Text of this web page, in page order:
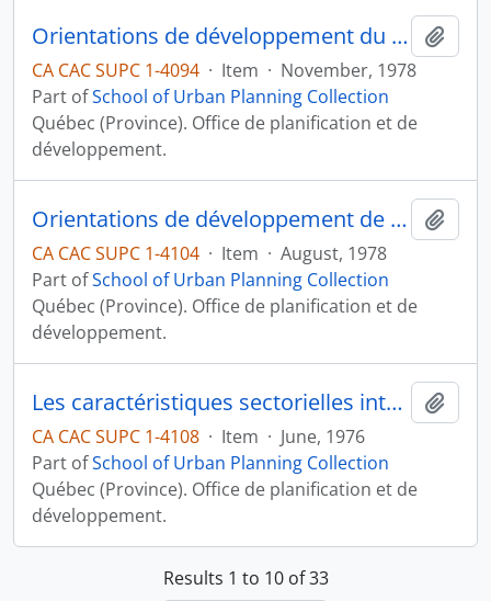
Orientations de développement du Saguenay -- Lac-Saint-Jean: Document de consultation
CA CAC SUPC 1-4094 · Item · November, 1978
Part ofSchool of Urban Planning Collection
Québec (Province). Office de planification et de
développement.
Orientations de développement de l'Abitibi -- Témiscamingue: Document de consultation
CA CAC SUPC 1-4104 · Item · August, 1978
Part ofSchool of Urban Planning Collection
Québec (Province). Office de planification et de
développement.
Les caractéristiques sectorielles interrégionales: Cahier II -- Les ressources
CA CAC SUPC 1-4108 · Item · June, 1976
Part ofSchool of Urban Planning Collection
Québec (Province). Office de planification et de
développement.
Results 1 to 10 of 33